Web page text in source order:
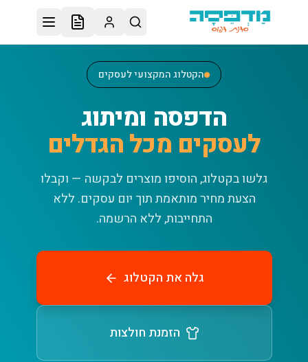
דלג לתוכן הראשי
הקטלוג המקצועי לעסקים
הדפסה ומיתוג
לעסקים מכל הגדלים
גלשו בקטלוג, הוסיפו מוצרים לבקשה — וקבלו
הצעת מחיר מותאמת תוך יום עסקים. ללא
התחייבות, ללא הרשמה.
גלה את הקטלוג
הזמנת חולצות